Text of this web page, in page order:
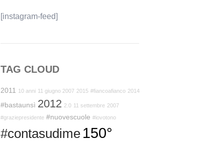
[instagram-feed]
TAG CLOUD
2011 10 anni 11 giugno 2007 2015 #fiancoafianco 2014
#bastaunsì 2012 2.0 11 settembre 2007
#graziepresidente #nuovescuole #iovotono
#contasudime 150°